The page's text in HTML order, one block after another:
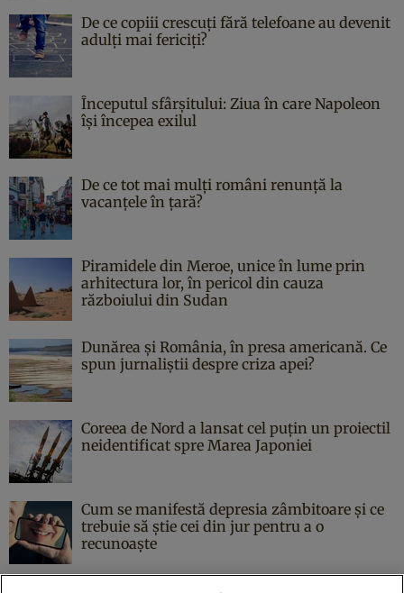
De ce copiii crescuți fără telefoane au devenit
adulți mai fericiți?
Începutul sfârşitului: Ziua în care Napoleon
îşi începea exilul
De ce tot mai mulți români renunță la
vacanțele în țară?
Piramidele din Meroe, unice în lume prin
arhitectura lor, în pericol din cauza
războiului din Sudan
Dunărea și România, în presa americană. Ce
spun jurnaliștii despre criza apei?
Coreea de Nord a lansat cel puțin un proiectil
neidentificat spre Marea Japoniei
Cum se manifestă depresia zâmbitoare și ce
trebuie să știe cei din jur pentru a o
recunoaște